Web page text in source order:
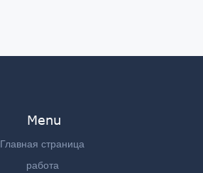
Menu
Главная страница
работа